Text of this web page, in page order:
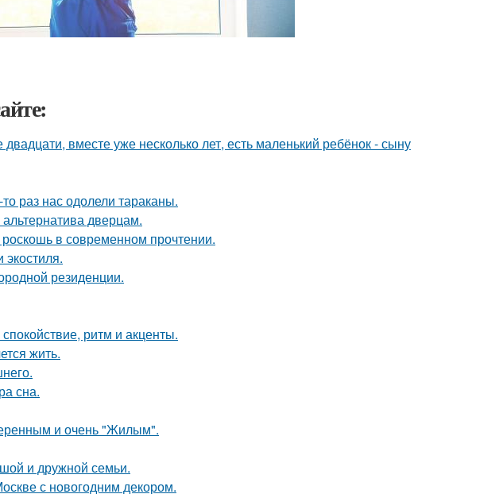
вместе уже несколько лет, есть маленький ребёнок - сыну
раз нас одолели тараканы.
дверцам.
в современном прочтении.
резиденции.
ритм и акценты.
жить.
сна.
и очень "Жилым".
и дружной семьи.
с новогодним декором.